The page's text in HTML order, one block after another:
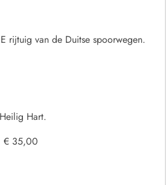
rijtuig van de Duitse spoorwegen.
Hart.
€ 35,00